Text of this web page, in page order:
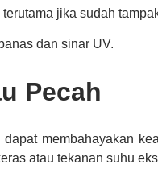
jika sudah
dan sinar UV.
Pecah
membahayakan
atau tekanan suhu